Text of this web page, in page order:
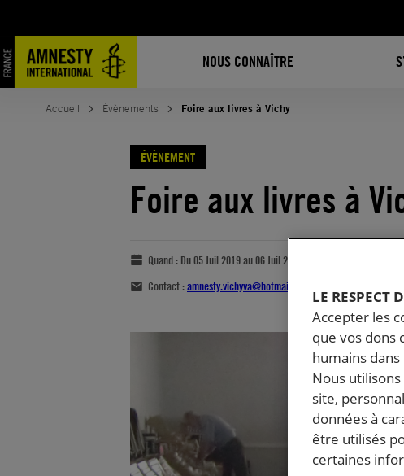
NOUS CONNAÎTRE
Accueil Évènements Foire aux livres à Vichy
ÉVÈNEMENT
Foire aux livres à
Quand : Du 05 Juil 2019 au 06 Juil 2019
Contact :amnesty.vichyva@hotmail.fr
LE RESPECT
Accepter les
que vos dons
humains
Nous
site,
données à
être utilisés
certaines